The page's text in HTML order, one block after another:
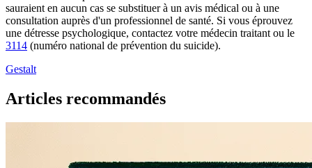
sauraient en aucun cas se substituer à un avis médical ou à une
consultation auprès d'un professionnel de santé. Si vous éprouvez
une détresse psychologique, contactez votre médecin traitant ou le
3114 (numéro national de prévention du suicide).
Gestalt
Articles recommandés